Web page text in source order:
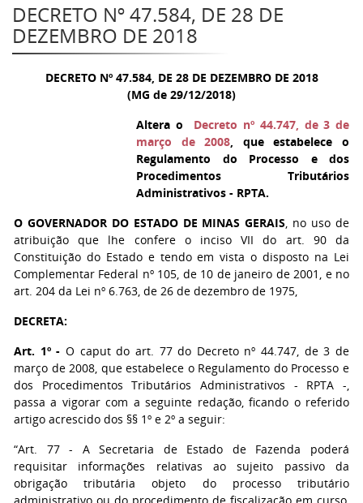
DECRETO Nº 47.584, DE 28 DE
DEZEMBRO DE 2018
DECRETO Nº 47.584, DE 28 DE DEZEMBRO DE 2018
(MG de 29/12/2018)
Altera o Decreto nº 44.747, de 3 de
março de 2008, que estabelece o
Regulamento do Processo e dos
Procedimentos Tributários
Administrativos - RPTA.
O GOVERNADOR DO ESTADO DE MINAS GERAIS, no uso de
atribuição que lhe confere o inciso VII do art. 90 da
Constituição do Estado e tendo em vista o disposto na Lei
Complementar Federal nº 105, de 10 de janeiro de 2001, e no
art. 204 da Lei nº 6.763, de 26 de dezembro de 1975,
DECRETA:
Art. 1º - O caput do art. 77 do Decreto nº 44.747, de 3 de
março de 2008, que estabelece o Regulamento do Processo e
dos Procedimentos Tributários Administrativos - RPTA -,
passa a vigorar com a seguinte redação, ficando o referido
artigo acrescido dos §§ 1º e 2º a seguir:
“Art. 77 - A Secretaria de Estado de Fazenda poderá
requisitar informações relativas ao sujeito passivo da
obrigação tributária objeto do processo tributário